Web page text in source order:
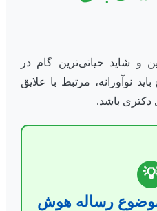
و شاید حیاتی‌ترین گام در
نوآورانه، مرتبط با علایق
دکتری باشد.
موضوع رساله هوش